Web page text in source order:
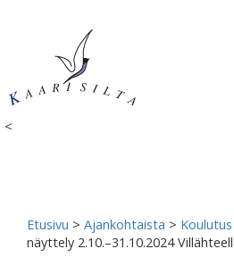
<
Etusivu > Ajankohtaista > Koulutus
näyttely 2.10.–31.10.2024